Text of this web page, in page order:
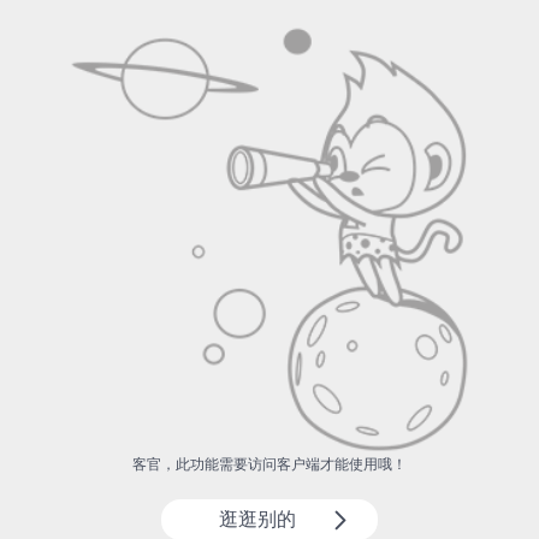
客官，此功能需要访问客户端才能使用哦！
逛逛别的